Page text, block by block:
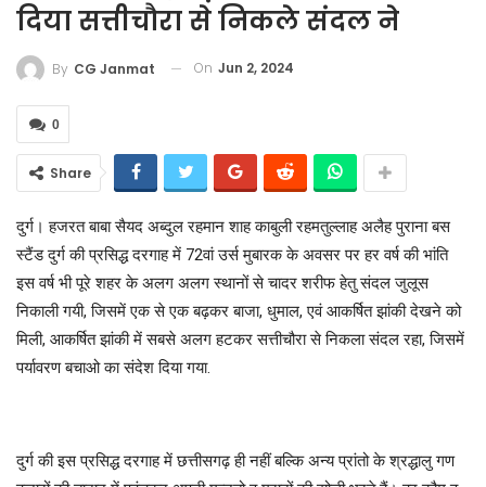
दिया सत्तीचौरा से निकले संदल ने
By CG Janmat On Jun 2, 2024
0
Share
दुर्ग। हजरत बाबा सैयद अब्दुल रहमान शाह काबुली रहमतुल्लाह अलैह पुराना बस
स्टैंड दुर्ग की प्रसिद्ध दरगाह में 72वां उर्स मुबारक के अवसर पर हर वर्ष की भांति
इस वर्ष भी पूरे शहर के अलग अलग स्थानों से चादर शरीफ हेतु संदल जुलूस
निकाली गयी, जिसमें एक से एक बढ़कर बाजा, धुमाल, एवं आकर्षित झांकी देखने को
मिली, आकर्षित झांकी में सबसे अलग हटकर सत्तीचौरा से निकला संदल रहा, जिसमें
पर्यावरण बचाओ का संदेश दिया गया.
दुर्ग की इस प्रसिद्ध दरगाह में छत्तीसगढ़ ही नहीं बल्कि अन्य प्रांतो के श्रद्धालु गण